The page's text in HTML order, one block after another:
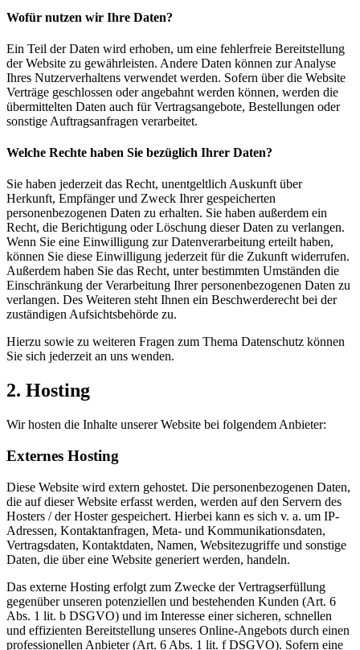
Wofür nutzen wir Ihre Daten?
Ein Teil der Daten wird erhoben, um eine fehlerfreie Bereitstellung
der Website zu gewährleisten. Andere Daten können zur Analyse
Ihres Nutzerverhaltens verwendet werden. Sofern über die Website
Verträge geschlossen oder angebahnt werden können, werden die
übermittelten Daten auch für Vertragsangebote, Bestellungen oder
sonstige Auftragsanfragen verarbeitet.
Welche Rechte haben Sie bezüglich Ihrer Daten?
Sie haben jederzeit das Recht, unentgeltlich Auskunft über
Herkunft, Empfänger und Zweck Ihrer gespeicherten
personenbezogenen Daten zu erhalten. Sie haben außerdem ein
Recht, die Berichtigung oder Löschung dieser Daten zu verlangen.
Wenn Sie eine Einwilligung zur Datenverarbeitung erteilt haben,
können Sie diese Einwilligung jederzeit für die Zukunft widerrufen.
Außerdem haben Sie das Recht, unter bestimmten Umständen die
Einschränkung der Verarbeitung Ihrer personenbezogenen Daten zu
verlangen. Des Weiteren steht Ihnen ein Beschwerderecht bei der
zuständigen Aufsichtsbehörde zu.
Hierzu sowie zu weiteren Fragen zum Thema Datenschutz können
Sie sich jederzeit an uns wenden.
2. Hosting
Wir hosten die Inhalte unserer Website bei folgendem Anbieter:
Externes Hosting
Diese Website wird extern gehostet. Die personenbezogenen Daten,
die auf dieser Website erfasst werden, werden auf den Servern des
Hosters / der Hoster gespeichert. Hierbei kann es sich v. a. um IP-
Adressen, Kontaktanfragen, Meta- und Kommunikationsdaten,
Vertragsdaten, Kontaktdaten, Namen, Websitezugriffe und sonstige
Daten, die über eine Website generiert werden, handeln.
Das externe Hosting erfolgt zum Zwecke der Vertragserfüllung
gegenüber unseren potenziellen und bestehenden Kunden (Art. 6
Abs. 1 lit. b DSGVO) und im Interesse einer sicheren, schnellen
und effizienten Bereitstellung unseres Online-Angebots durch einen
professionellen Anbieter (Art. 6 Abs. 1 lit. f DSGVO). Sofern eine